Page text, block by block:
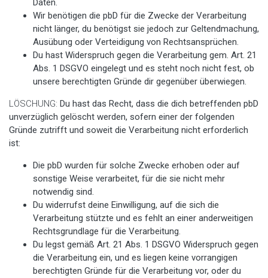
Daten.
Wir benötigen die pbD für die Zwecke der Verarbeitung
nicht länger, du benötigst sie jedoch zur Geltendmachung,
Ausübung oder Verteidigung von Rechtsansprüchen.
Du hast Widerspruch gegen die Verarbeitung gem. Art. 21
Abs. 1 DSGVO eingelegt und es steht noch nicht fest, ob
unsere berechtigten Gründe dir gegenüber überwiegen.
LÖSCHUNG: Du hast das Recht, dass die dich betreffenden pbD
unverzüglich gelöscht werden, sofern einer der folgenden
Gründe zutrifft und soweit die Verarbeitung nicht erforderlich
ist:
Die pbD wurden für solche Zwecke erhoben oder auf
sonstige Weise verarbeitet, für die sie nicht mehr
notwendig sind.
Du widerrufst deine Einwilligung, auf die sich die
Verarbeitung stützte und es fehlt an einer anderweitigen
Rechtsgrundlage für die Verarbeitung.
Du legst gemäß Art. 21 Abs. 1 DSGVO Widerspruch gegen
die Verarbeitung ein, und es liegen keine vorrangigen
berechtigten Gründe für die Verarbeitung vor, oder du